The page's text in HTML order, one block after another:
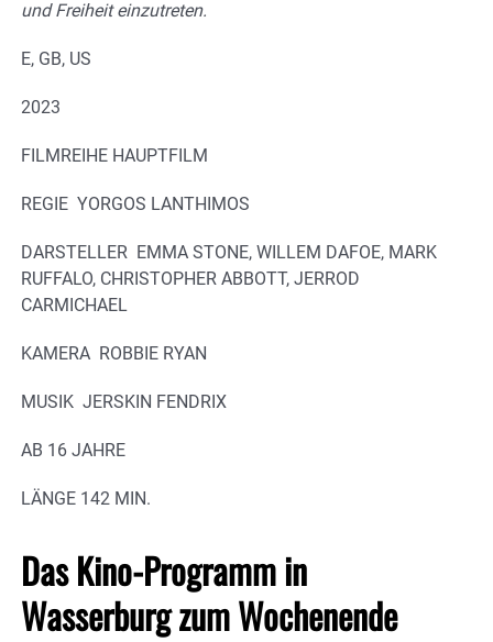
und Freiheit einzutreten.
E, GB, US
2023
FILMREIHE HAUPTFILM
REGIE YORGOS LANTHIMOS
DARSTELLER EMMA STONE, WILLEM DAFOE, MARK
RUFFALO, CHRISTOPHER ABBOTT, JERROD
CARMICHAEL
KAMERA ROBBIE RYAN
MUSIK JERSKIN FENDRIX
AB 16 JAHRE
LÄNGE 142 MIN.
Das Kino-Programm in
Wasserburg zum Wochenende